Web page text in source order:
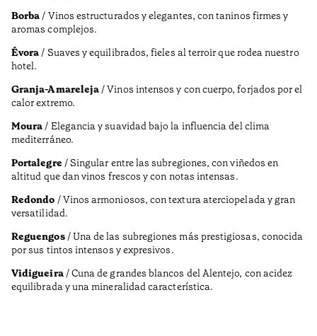
Borba/ Vinos estructurados y elegantes, con taninos firmes y
aromas complejos.
Évora/ Suaves y equilibrados, fieles al terroir que rodea nuestro
hotel.
Granja-Amareleja/ Vinos intensos y con cuerpo, forjados por el
calor extremo.
Moura/ Elegancia y suavidad bajo la influencia del clima
mediterráneo.
Portalegre/ Singular entre las subregiones, con viñedos en
altitud que dan vinos frescos y con notas intensas.
Redondo / Vinos armoniosos, con textura aterciopelada y gran
versatilidad.
Reguengos/ Una de las subregiones más prestigiosas, conocida
por sus tintos intensos y expresivos.
Vidigueira/ Cuna de grandes blancos del Alentejo, con acidez
equilibrada y una mineralidad característica.